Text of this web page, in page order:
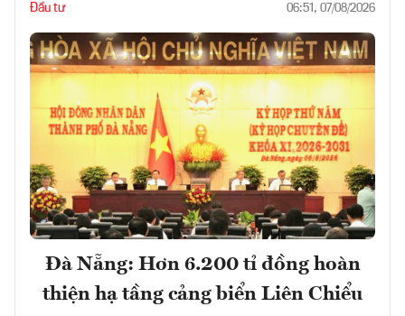
Đầu tư 06:51, 07/08/2026
Đà Nẵng: Hơn 6.200 tỉ đồng hoàn
thiện hạ tầng cảng biển Liên Chiểu